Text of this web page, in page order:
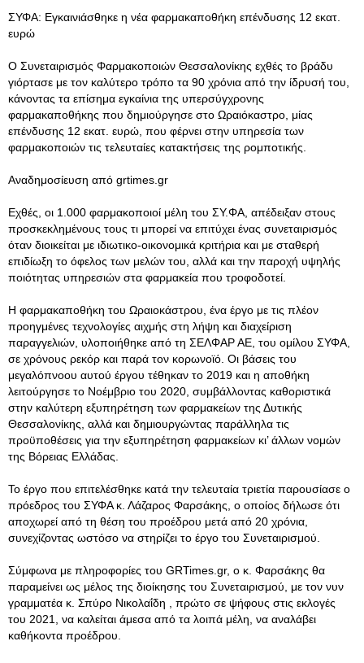
ΣΥΦΑ: Εγκαινιάσθηκε η νέα φαρμακαποθήκη επένδυσης 12 εκατ.
ευρώ
Ο Συνεταιρισμός Φαρμακοποιών Θεσσαλονίκης εχθές το βράδυ
γιόρτασε με τον καλύτερο τρόπο τα 90 χρόνια από την ίδρυσή του,
κάνοντας τα επίσημα εγκαίνια της υπερσύγχρονης
φαρμακαποθήκης που δημιούργησε στο Ωραιόκαστρο, μίας
επένδυσης 12 εκατ. ευρώ, που φέρνει στην υπηρεσία των
φαρμακοποιών τις τελευταίες κατακτήσεις της ρομποτικής.
Αναδημοσίευση από grtimes.gr
Εχθές, οι 1.000 φαρμακοποιοί μέλη του ΣΥ.ΦΑ, απέδειξαν στους
προσκεκλημένους τους τι μπορεί να επιτύχει ένας συνεταιρισμός
όταν διοικείται με ιδιωτικο-οικονομικά κριτήρια και με σταθερή
επιδίωξη το όφελος των μελών του, αλλά και την παροχή υψηλής
ποιότητας υπηρεσιών στα φαρμακεία που τροφοδοτεί.
Η φαρμακαποθήκη του Ωραιοκάστρου, ένα έργο με τις πλέον
προηγμένες τεχνολογίες αιχμής στη λήψη και διαχείριση
παραγγελιών, υλοποιήθηκε από τη ΣΕΛΦΑΡ ΑΕ, του ομίλου ΣΥΦΑ,
σε χρόνους ρεκόρ και παρά τον κορωνοϊό. Οι βάσεις του
μεγαλόπνοου αυτού έργου τέθηκαν το 2019 και η αποθήκη
λειτούργησε το Νοέμβριο του 2020, συμβάλλοντας καθοριστικά
στην καλύτερη εξυπηρέτηση των φαρμακείων της Δυτικής
Θεσσαλονίκης, αλλά και δημιουργώντας παράλληλα τις
προϋποθέσεις για την εξυπηρέτηση φαρμακείων κι’ άλλων νομών
της Βόρειας Ελλάδας.
Το έργο που επιτελέσθηκε κατά την τελευταία τριετία παρουσίασε ο
πρόεδρος του ΣΥΦΑ κ. Λάζαρος Φαρσάκης, ο οποίος δήλωσε ότι
αποχωρεί από τη θέση του προέδρου μετά από 20 χρόνια,
συνεχίζοντας ωστόσο να στηρίζει το έργο του Συνεταιρισμού.
Σύμφωνα με πληροφορίες του GRTimes.gr, ο κ. Φαρσάκης θα
παραμείνει ως μέλος της διοίκησης του Συνεταιρισμού, με τον νυν
γραμματέα κ. Σπύρο Νικολαΐδη , πρώτο σε ψήφους στις εκλογές
του 2021, να καλείται άμεσα από τα λοιπά μέλη, να αναλάβει
καθήκοντα προέδρου.